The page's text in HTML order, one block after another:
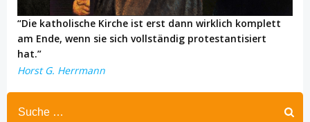
“Die katholische Kirche ist erst dann wirklich komplett
am Ende, wenn sie sich vollständig protestantisiert
hat.”
Horst G. Herrmann